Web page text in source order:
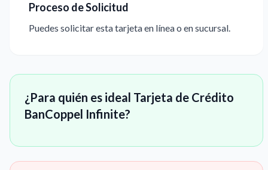
Proceso de Solicitud
Puedes solicitar esta tarjeta en línea o en sucursal.
¿Para quién es ideal Tarjeta de Crédito
BanCoppel Infinite?